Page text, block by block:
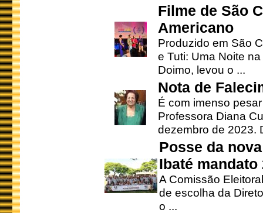
Filme de São
Americano
Produzido em São
e Tuti: Uma Noite
Doimo, levou o ...
Nota de
É com imenso
Professora Diana
dezembro de 2023.
Posse da
Ibaté mandato
A Comissão
de escolha da
o ...